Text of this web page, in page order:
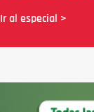
Ir al especial >